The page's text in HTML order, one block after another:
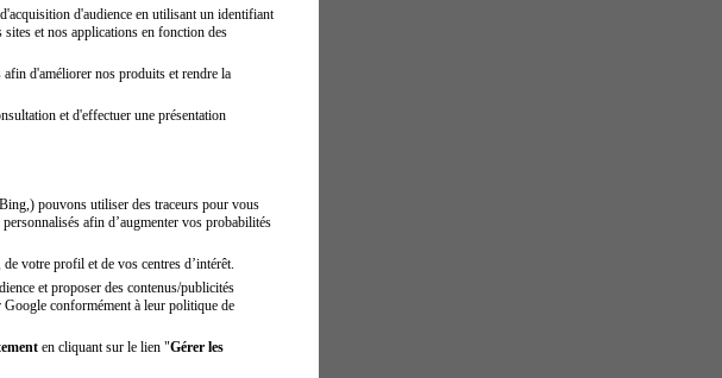
d'audience en utilisant un identifiant
et nos applications en fonction des
d'améliorer nos produits et rendre la
et d'effectuer une présentation
pouvons utiliser des traceurs pour vous
afin d’augmenter vos probabilités
votre profil et de vos centres d’intérêt.
et proposer des contenus/publicités
Google conformément à leur politique de
en cliquant sur le lien "Gérer les